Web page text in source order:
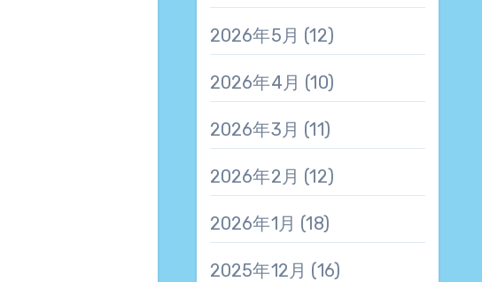
2026年5月 (12)
2026年4月 (10)
2026年3月 (11)
2026年2月 (12)
2026年1月 (18)
2025年12月 (16)